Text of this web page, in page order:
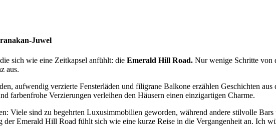
Juwel
sich wie eine Zeitkapsel anfühlt: die Emerald Hill Road. Nur wenige Schritte von
aus.
aufwendig verzierte Fensterläden und filigrane Balkone erzählen Geschichten
farbenfrohe Verzierungen verleihen den Häusern einen einzigartigen Charme.
Viele sind zu begehrten Luxusimmobilien geworden, während andere stilvolle
der Emerald Hill Road fühlt sich wie eine kurze Reise in die Vergangenheit an. Ich